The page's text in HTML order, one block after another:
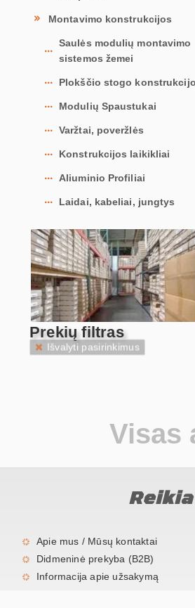
Montavimo konstrukcijos
Saulės modulių montavimo
sistemos žemei
Plokščio stogo
Modulių Spaustukai
Varžtai, poveržlės
Konstrukcijos laikikliai
Aliuminio Profiliai
Laidai, kabeliai, jungtys
Prekių filtras
Išvalyti pasirinkimus
Visas
Apie mus / Mūsų kontaktai
Didmeninė prekyba (B2B)
Informacija apie užsakymą